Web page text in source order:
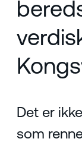
Det er
som